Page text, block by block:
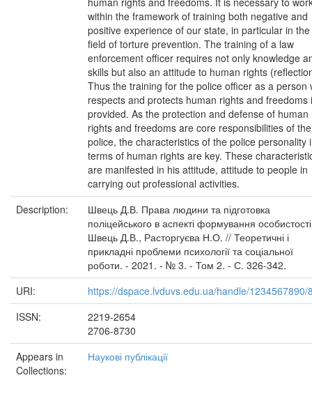
within the framework of training both negative and
positive experience of our state, in particular in the
field of torture prevention. The training of a law
enforcement officer requires not only knowledge
skills but also an attitude to human rights
Thus the training for the police officer as a person
respects and protects human rights and freedoms
provided. As the protection and defense of human
rights and freedoms are core responsibilities of the
police, the characteristics of the police personality
terms of human rights are key. These
are manifested in his attitude, attitude to people in
carrying out professional activities.
Description:
Швець Д.В. Права людини та підготовка
поліцейського в аспекті формування
Швець Д.В., Расторгуєва Н.О. // Теоретичні і
прикладні проблеми психології та соціальної
роботи. - 2021. - № 3. - Том 2. - С. 326-342.
URI:
https://dspace.lvduvs.edu.ua/handle/1234567890/
ISSN:
2219-2654
2706-8730
Appears in
Collections:
Наукові публікації